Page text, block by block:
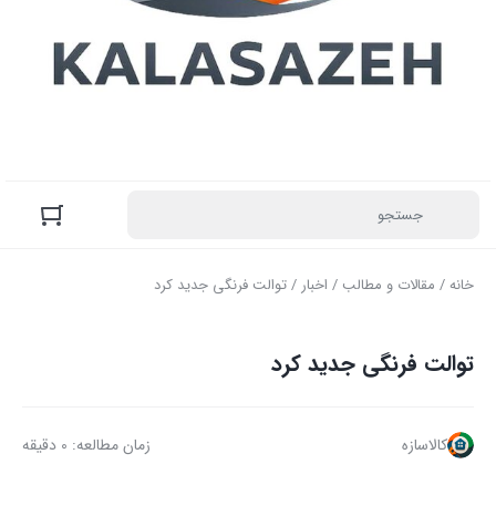
خانه/ مقالات و مطالب / اخبار / توالت فرنگی جدید کرد
توالت فرنگی جدید کرد
کالاسازه زمان مطالعه: 0 دقیقه